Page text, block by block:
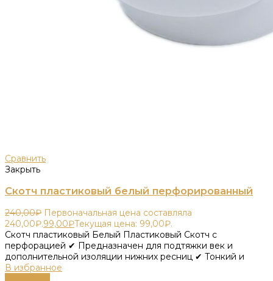
Сравнить
Закрыть
Скотч пластиковый белый перфорированный
240,00₽ Первоначальная цена составляла
240,00₽.99,00₽Текущая цена: 99,00₽.
Скотч пластиковый Белый Пластиковый Скотч с
перфорацией ✔ Предназначен для подтяжки век и
дополнительной изоляции нижних ресниц ✔ Тонкий и
В избранное